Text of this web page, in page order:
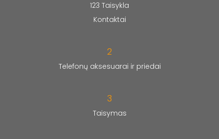
123 Taisykla
Kontaktai
2
Telefonų aksesuarai ir priedai
3
Taisymas